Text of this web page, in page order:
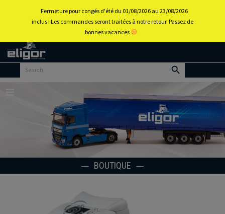
Retour
BOUTIQUE
Fermeture pour congés d'été du 01/08/2026 au 23/08/2026
inclus ! Les commandes seront traitées à notre retour. Passez de
bonnes vacances